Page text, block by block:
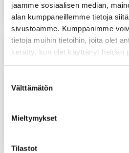
jaamme sosiaalisen median,
alan kumppaneillemme tietoja
sivustoamme. Kumppanimme
tietoja muihin tietoihin, joita olet
kerätty, kun olet käyttänyt heidän
valinta
Välttämätön
Mieltymykset
Tilastot
VANTAA
Matkailupalvelujen
JATKUVA HAKU